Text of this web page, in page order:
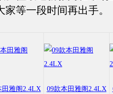
等一段时间再出手。
田雅阁2.4LX 09款本田雅阁2.4LX